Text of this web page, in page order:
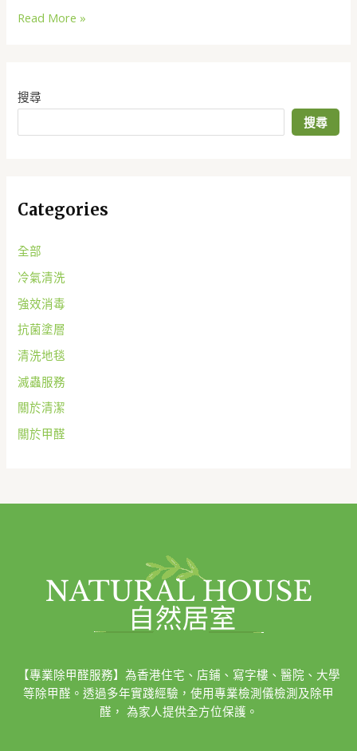
搜尋
搜尋
Categories
全部
冷氣清洗
強效消毒
抗菌塗層
清洗地毯
滅蟲服務
關於清潔
關於甲醛
Read More »
【專業除甲醛服務】為香港住宅、店鋪、寫字樓、醫院、大學
等除甲醛。透過多年實踐經驗，使用專業檢測儀檢測及除甲
醛， 為家人提供全方位保護。